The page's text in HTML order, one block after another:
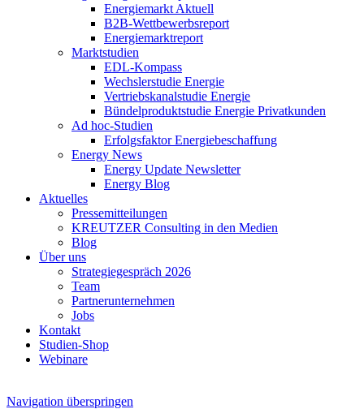
Energiemarkt Aktuell
B2B-Wettbewerbsreport
Energiemarktreport
Marktstudien
EDL-Kompass
Wechslerstudie Energie
Vertriebskanalstudie Energie
Bündelproduktstudie Energie Privatkunden
Ad hoc-Studien
Erfolgsfaktor Energiebeschaffung
Energy News
Energy Update Newsletter
Energy Blog
Aktuelles
Pressemitteilungen
KREUTZER Consulting in den Medien
Blog
Über uns
Strategiegespräch 2026
Team
Partnerunternehmen
Jobs
Kontakt
Studien-Shop
Webinare
Navigation überspringen